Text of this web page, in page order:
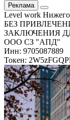
Реклама
Level work
БЕЗ
ЗАКЛЮЧЕНИЯ
ООО СЗ "АПД"
Инн: 9705087889
Токен: